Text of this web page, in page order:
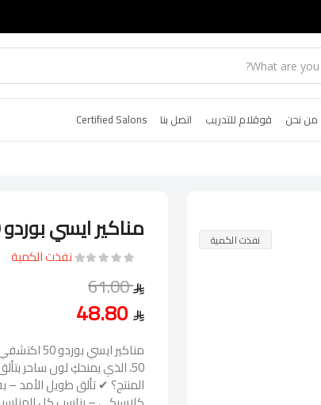
من نحن قوقلام للتدريب اتصل بنا Certified Salons
نفذت الكمية مناكير ايسي بوردو 50
نفذت الكمية
61.00
مناكير